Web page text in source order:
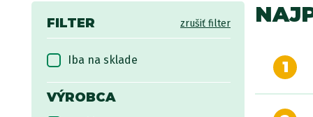
FILTER zrušiť filter
Iba na sklade
VÝROBCA
1